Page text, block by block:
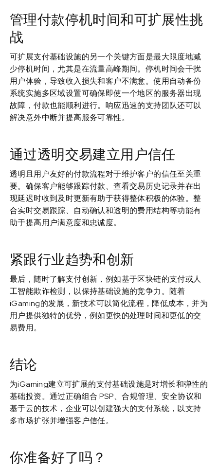
管理付款停机时间和可扩展性挑
战
可扩展支付基础设施的另一个关键方面是最大限度地减
少停机时间，尤其是在流量高峰期间。停机时间会干扰
用户体验，导致收入损失和客户不满意。使用自动备份
系统实施多区域设置可确保即使一个地区的服务器出现
故障，付款也能顺利进行。响应迅速的支持团队还可以
解决意外中断并提高服务可靠性。
通过透明交易建立用户信任
透明且用户友好的付款流程对于维护客户的信任至关重
要。确保客户能够跟踪付款、查看交易历史记录并在出
现延迟时收到及时更新有助于获得整体积极的体验。整
合实时交易跟踪、自动确认和透明的费用结构等功能有
助于提高用户满意度和忠诚度。
紧跟行业趋势和创新
最后，随时了解支付创新，例如基于区块链的支付或人
工智能欺诈检测，以保持基础设施的竞争力。随着
iGaming的发展，新技术可以简化流程，降低成本，并为
用户提供独特的优势，例如更快的处理时间和更低的交
易费用。
结论
为iGaming建立可扩展的支付基础设施是对增长和弹性的
基础投资。通过正确组合 PSP、合规管理、安全协议和
基于云的技术，企业可以创建强大的支付系统，以支持
多市场扩张并增强客户信任。
你准备好了吗？